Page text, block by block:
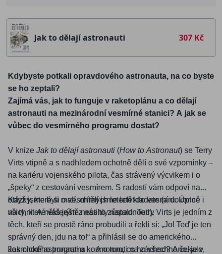
Jak to dělají astronauti 307 Kč
Kdybyste potkali opravdového astronauta, na co byste
se ho zeptali?
Zajímá vás, jak to funguje v raketoplánu a co dělají
astronauti na mezinárodní vesmírné stanici? A jak se
vůbec do vesmírného programu dostat?
V knize Jak to dělají astronauti (How to Astronaut) se Terry
Virts vtipně a s nadhledem ochotně dělí o své vzpomínky –
na kariéru vojenského pilota, čas strávený výcvikem i o
„špeky“ z cestování vesmírem. S radostí vám odpoví na
otázky, které si o vesmírných letech kladete (a dokonce i
na ty, které váš ještě nestihly napadnout!).
Když jsme byli malí, chtěli jsme letět do vesmíru. Úplně
všichni. A některým z nás to zůstalo. Terry Virts je jedním z
těch, kteří se prostě ráno probudili a řekli si: „Jo! Teď je ten
správný den, jdu na to!“ a přihlásil se do amerického
kosmického programu… A o tom, co ho všechno čekalo,
Jak chodí astronauti a kosmonauti na záchod? Ano, je v